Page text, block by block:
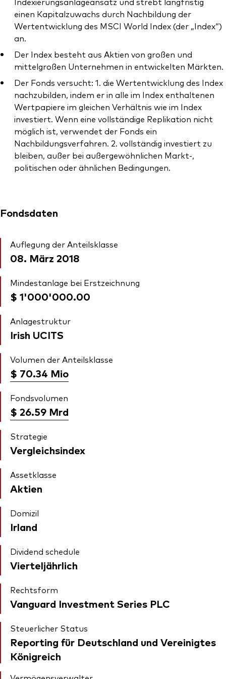
Dienstleistungen
LifePlan-Modellportfolios
einen Kapitalzuwachs durch Nachbildung der
Wertentwicklung des MSCI World Index (der „Index“)
an.
Der Index besteht aus Aktien von großen und
mittelgroßen Unternehmen in entwickelten Märkten.
Der Fonds versucht: 1. die Wertentwicklung des Index
nachzubilden, indem er in alle im Index enthaltenen
Wertpapiere im gleichen Verhältnis wie im Index
investiert. Wenn eine vollständige Replikation nicht
möglich ist, verwendet der Fonds ein
Nachbildungsverfahren. 2. vollständig investiert zu
bleiben, außer bei außergewöhnlichen Markt-,
politischen oder ähnlichen Bedingungen.
Fondsdaten
Auflegung der Anteilsklasse
08. März 2018
Mindestanlage bei Erstzeichnung
$ 1'000'000.00
Anlagestruktur
Irish UCITS
Volumen der Anteilsklasse
$ 70.34 Mio
Fondsvolumen
$ 26.59 Mrd
Strategie
Vergleichsindex
Assetklasse
Aktien
Domizil
Irland
Dividend schedule
Vierteljährlich
Rechtsform
Vanguard Investment Series PLC
Steuerlicher Status
Reporting für Deutschland und Vereinigtes
Königreich